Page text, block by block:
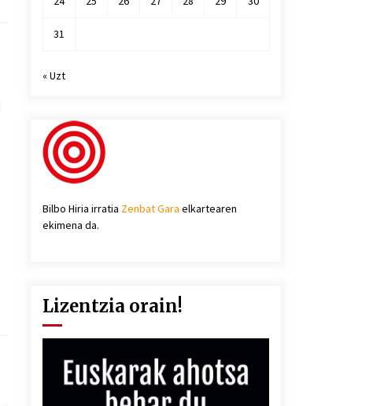
31
« Uzt
Bilbo Hiria irratia Zenbat Gara elkartearen
ekimena da.
Lizentzia orain!